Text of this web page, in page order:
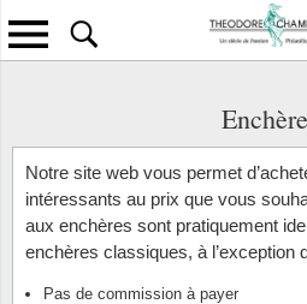
Notre site web vous permet
intéressants au prix que vous
aux enchères sont pratiquement
enchères classiques, à l’exception
Pas de commission à payer
Retour
Emissions classiques/
Paquets de timbres
Packets de doublons
Classeurs
Albums
Albums pré-imprimés
Billets de banque
Lettres philatéliques-numisma.
Monnaies
Pays
Thèmes
Collections
Contact
À propos de Theodore
Paiement